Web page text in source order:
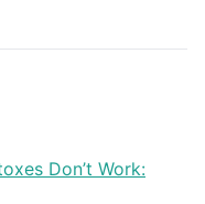
Don’t Work: